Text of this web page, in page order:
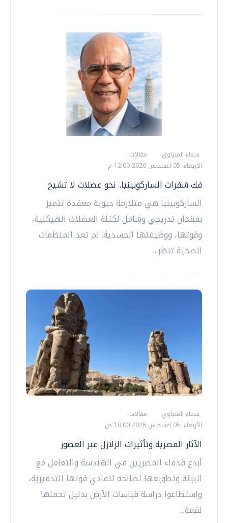
سماء المنياوي
مقالات
الأربعاء، 05 اغسطس 2026 12:00 م
فك شفرات الساركوبينيا.. نحو عضلات لا تشيخ
الساركوبينيا هي متلازمة حيوية معقدة تتميز
بفقدان تدريجي وشامل لكتلة العضلات الهيكلية،
وقوتها، ووظيفتها الجسدية. لم تعد المنظمات
الصحية تنظر...
سماء المنياوي
مقالات
الأربعاء، 05 اغسطس 2026 10:00 ص
الآثار المصرية وتأثيرات الزلازل عبر العصور
أبدع قدماء المصريين في الهندسة والتعامل مع
البيئة وتطويعها لصالحه لتفادي قوتها التدميرية،
واستطاعوا دراسة قياسات الأرض بدليل تحملها
لقمة...